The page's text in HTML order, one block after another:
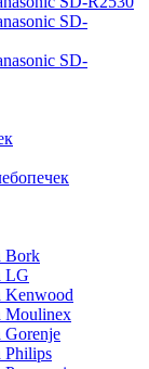
SD-
SD-
Bork
LG
Kenwood
Moulinex